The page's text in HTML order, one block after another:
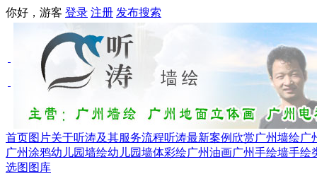
你好，游客 登录 注册 发布搜索
首页图片关于听涛及其服务流程听涛最新案例欣赏广州墙绘广
广州涂鸦幼儿园墙绘幼儿园墙体彩绘广州油画广州手绘墙手绘
选图图库